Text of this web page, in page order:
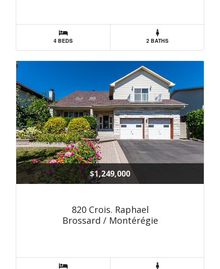
4 BEDS 2 BATHS
$1,249,000
820 Crois. Raphael
Brossard / Montérégie